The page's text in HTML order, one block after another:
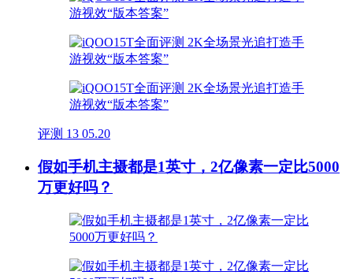
评测 13 05.20
假如手机主摄都是1英寸，2亿像素一定比5000
万更好吗？